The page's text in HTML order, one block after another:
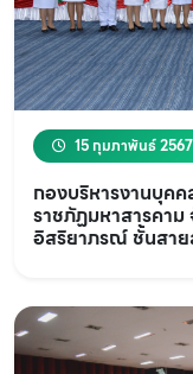
15 กุมภาพันธ์ 2567
กองบริหารงานบุค
ราชภัฏมหาสารคาม
อิสริยาภรณ์ ชั้นสาย